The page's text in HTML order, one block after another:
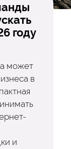
году
может
в
и